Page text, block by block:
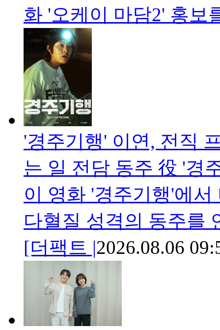
화 '오케이 마담2' 홍보
'경주기행' 이연, 전직
는 일 전담 동주 役 '경
이 영화 '경주기행'에
다혈질 성격의 동주를
[더팩트 |2026.08.06